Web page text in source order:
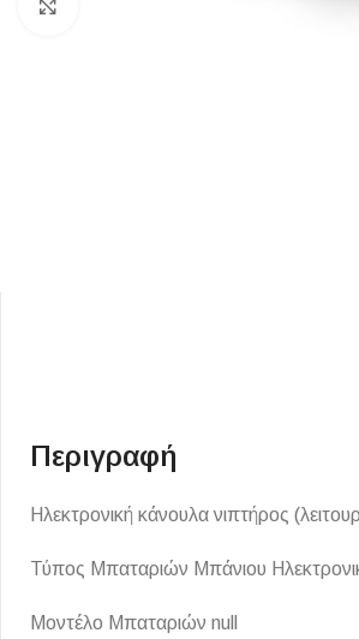
Εσωτερικού Χώρου
Εξωτερικού Χώρου
Περιγραφή
Ηλεκτρονική κάνουλα νιπτήρος
Τύπος Μπαταριών Μπάνιου
Μοντέλο Μπαταριών null